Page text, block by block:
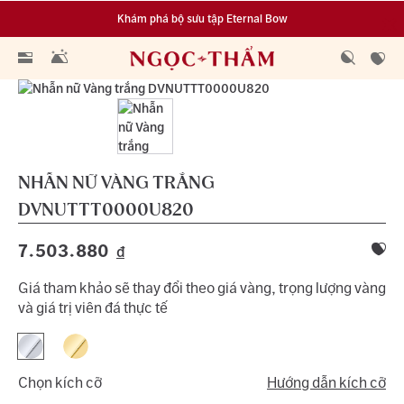
Khám phá bộ sưu tập Eternal Bow
Đa dạng lựa chọn tích luỹ từ 0.1 chỉ vàng 999.9
NHẪN NỮ VÀNG TRẮNG
DVNUTTT0000U820
7.503.880 đ
Giá tham khảo sẽ thay đổi theo giá vàng, trọng lượng vàng
và giá trị viên đá thực tế
Chọn kích cỡ Hướng dẫn kích cỡ